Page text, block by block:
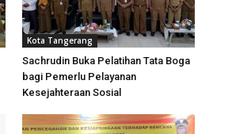
Kota Tangerang
Sachrudin Buka Pelatihan Tata Boga
bagi Pemerlu Pelayanan
Kesejahteraan Sosial